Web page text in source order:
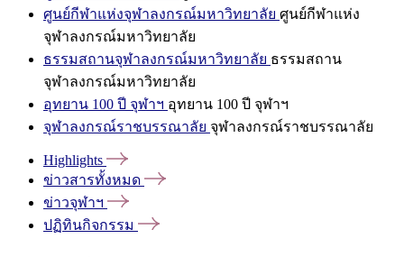
ศูนย์กีฬาแห่งจุฬาลงกรณ์มหาวิทยาลัย ศูนย์กีฬาแห่ง
จุฬาลงกรณ์มหาวิทยาลัย
ธรรมสถานจุฬาลงกรณ์มหาวิทยาลัย ธรรมสถาน
จุฬาลงกรณ์มหาวิทยาลัย
อุทยาน 100 ปี จุฬาฯ อุทยาน 100 ปี จุฬาฯ
จุฬาลงกรณ์ราชบรรณาลัย จุฬาลงกรณ์ราชบรรณาลัย
Highlights
ข่าวสารทั้งหมด
ข่าวจุฬาฯ
ปฏิทินกิจกรรม